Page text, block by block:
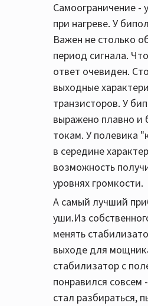
Самоограничение -
при нагреве. У
Важен не столько
период сигнала.
ответ очевиден.
выходные
транзисторов. У
выражено плавно
токам. У полевика
в середине
возможность
уровнях громкости.
А самый лучший
уши.Из
менять
выходе для
стабилизатор с
понравился
стал разбираться,